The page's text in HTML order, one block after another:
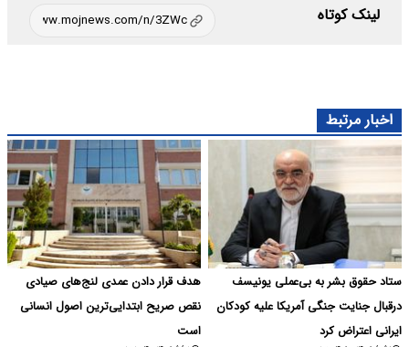
لینک کوتاه
اخبار مرتبط
ستاد حقوق بشر به بی‌عملی یونیسف
درقبال جنایت جنگی آمریکا علیه کودکان
ایرانی اعتراض کرد
هدف قرار دادن عمدی لنج‌های صیادی
نقص صریح ابتدایی‌ترین اصول انسانی
است